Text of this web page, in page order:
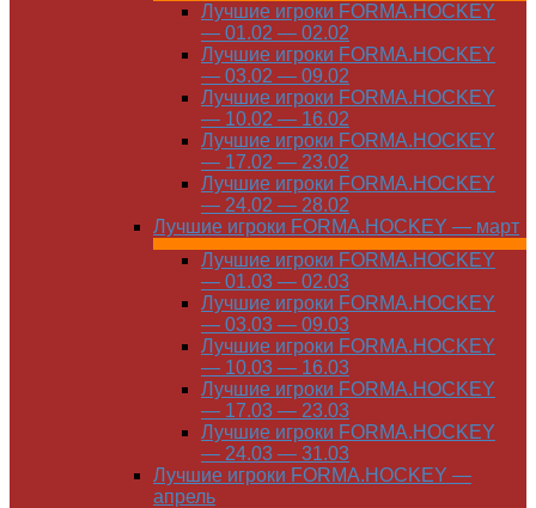
Лучшие игроки FORMA.HOCKEY
— 01.02 — 02.02
Лучшие игроки FORMA.HOCKEY
— 03.02 — 09.02
Лучшие игроки FORMA.HOCKEY
— 10.02 — 16.02
Лучшие игроки FORMA.HOCKEY
— 17.02 — 23.02
Лучшие игроки FORMA.HOCKEY
— 24.02 — 28.02
Лучшие игроки FORMA.HOCKEY — март
Лучшие игроки FORMA.HOCKEY
— 01.03 — 02.03
Лучшие игроки FORMA.HOCKEY
— 03.03 — 09.03
Лучшие игроки FORMA.HOCKEY
— 10.03 — 16.03
Лучшие игроки FORMA.HOCKEY
— 17.03 — 23.03
Лучшие игроки FORMA.HOCKEY
— 24.03 — 31.03
Лучшие игроки FORMA.HOCKEY —
апрель